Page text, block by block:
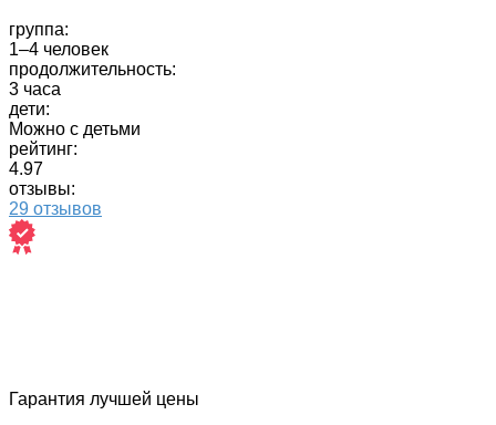
группа:
1–4 человек
продолжительность:
3 часа
дети:
Можно с детьми
рейтинг:
4.97
отзывы:
29 отзывов
Гарантия лучшей цены